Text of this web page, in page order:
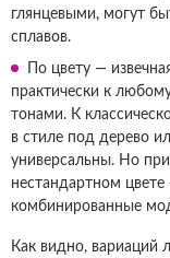
глянцевыми, могут
сплавов.
По цвету —
практически к
тонами. К
в стиле под дерево
универсальны. Но
нестандартном
комбинированные
Как видно, вариаций